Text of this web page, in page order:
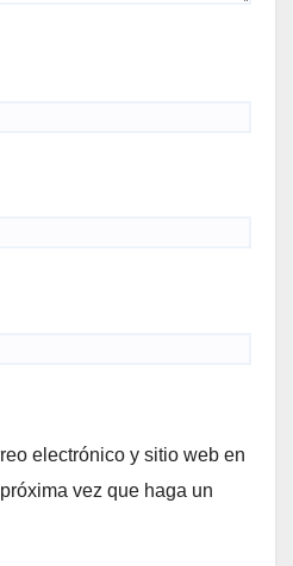
electrónico y sitio web en
vez que haga un